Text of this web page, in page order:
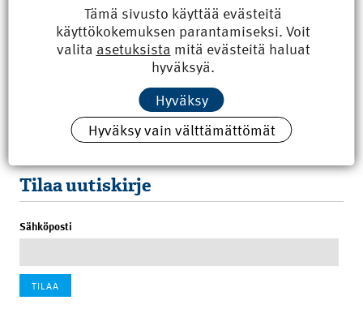
Uusimmat
Kyberisku kiinteistötietoihin haittaisi energiarakentamista
100 vuotta sitten: Rajajoen uusi rautatiesilta
Tilaa uutiskirje
Sähköposti
Tämä sivusto käyttää evästeitä
käyttökokemuksen parantamiseksi. Voit
valita asetuksista mitä evästeitä haluat
hyväksyä.
Hyväksy
Hyväksy vain välttämättömät